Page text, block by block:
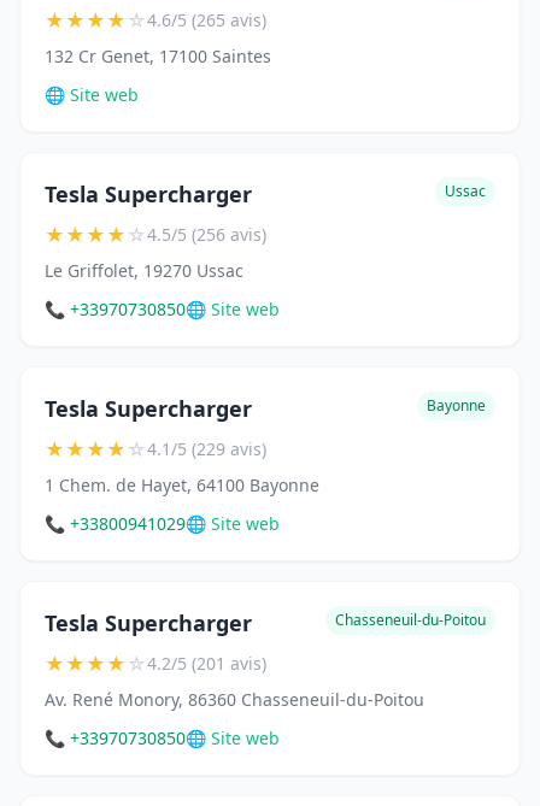
★★★★☆4.6/5 (265 avis)
132 Cr Genet, 17100 Saintes
🌐 Site web
Tesla Supercharger Ussac
★★★★☆4.5/5 (256 avis)
Le Griffolet, 19270 Ussac
📞 +33970730850🌐 Site web
Tesla Supercharger Bayonne
★★★★☆4.1/5 (229 avis)
1 Chem. de Hayet, 64100 Bayonne
📞 +33800941029🌐 Site web
Tesla Supercharger Chasseneuil-du-Poitou
★★★★☆4.2/5 (201 avis)
Av. René Monory, 86360 Chasseneuil-du-Poitou
📞 +33970730850🌐 Site web